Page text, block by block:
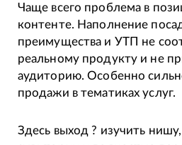
Чаще всего проблема в
контенте. Наполнение
преимущества и УТП не
реальному продукту и не
аудиторию. Особенно
продажи в тематиках услуг.
Здесь выход ? изучить